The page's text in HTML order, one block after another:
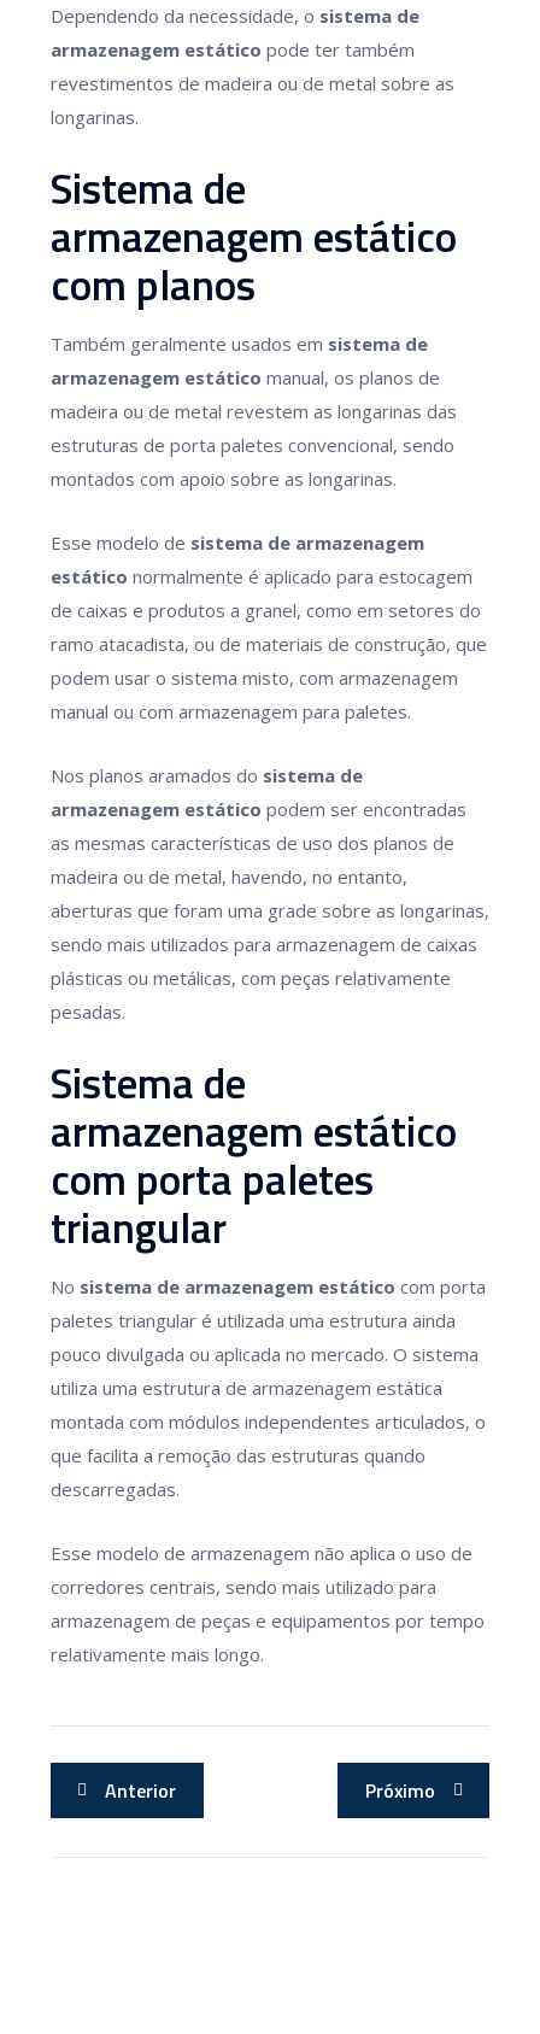
Dependendo da necessidade, o sistema de
armazenagem estático pode ter também
revestimentos de madeira ou de metal sobre as
longarinas.
Sistema de
armazenagem estático
com planos
Também geralmente usados em sistema de
armazenagem estático manual, os planos de
madeira ou de metal revestem as longarinas das
estruturas de porta paletes convencional, sendo
montados com apoio sobre as longarinas.
Esse modelo de sistema de armazenagem
estático normalmente é aplicado para estocagem
de caixas e produtos a granel, como em setores do
ramo atacadista, ou de materiais de construção, que
podem usar o sistema misto, com armazenagem
manual ou com armazenagem para paletes.
Nos planos aramados do sistema de
armazenagem estático podem ser encontradas
as mesmas características de uso dos planos de
madeira ou de metal, havendo, no entanto,
aberturas que foram uma grade sobre as longarinas,
sendo mais utilizados para armazenagem de caixas
plásticas ou metálicas, com peças relativamente
pesadas.
Sistema de
armazenagem estático
com porta paletes
triangular
No sistema de armazenagem estático com porta
paletes triangular é utilizada uma estrutura ainda
pouco divulgada ou aplicada no mercado. O sistema
utiliza uma estrutura de armazenagem estática
montada com módulos independentes articulados, o
que facilita a remoção das estruturas quando
descarregadas.
Esse modelo de armazenagem não aplica o uso de
corredores centrais, sendo mais utilizado para
armazenagem de peças e equipamentos por tempo
relativamente mais longo.
Anterior Próximo